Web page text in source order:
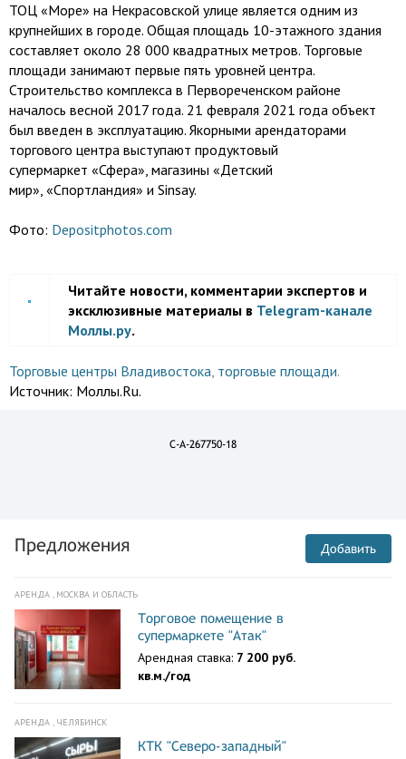
ТОЦ «Море» на Некрасовской улице является одним из
крупнейших в городе. Общая площадь 10-этажного здания
составляет около 28 000 квадратных метров. Торговые
площади занимают первые пять уровней центра.
Строительство комплекса в Первореченском районе
началось весной 2017 года. 21 февраля 2021 года объект
был введен в эксплуатацию. Якорными арендаторами
торгового центра выступают продуктовый
супермаркет «Сфера», магазины «Детский
мир», «Спортландия» и Sinsay.
Фото: Depositphotos.com
Читайте новости, комментарии экспертов и
эксклюзивные материалы в Telegram-канале
Моллы.ру.
Торговые центры Владивостока, торговые площади.
Источник: Моллы.Ru.
C-A-267750-18
Предложения Добавить
АРЕНДА , МОСКВА И ОБЛАСТЬ
Торговое помещение в
супермаркете "Атак"
Арендная ставка: 7 200 руб.
кв.м./год
АРЕНДА , ЧЕЛЯБИНСК
КТК "Северо-западный"